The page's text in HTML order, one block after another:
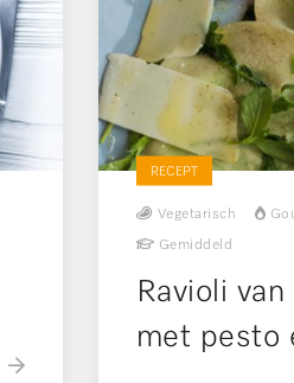
RECEPT
Vegetarisch
Gemiddeld
Ravioli
met pesto